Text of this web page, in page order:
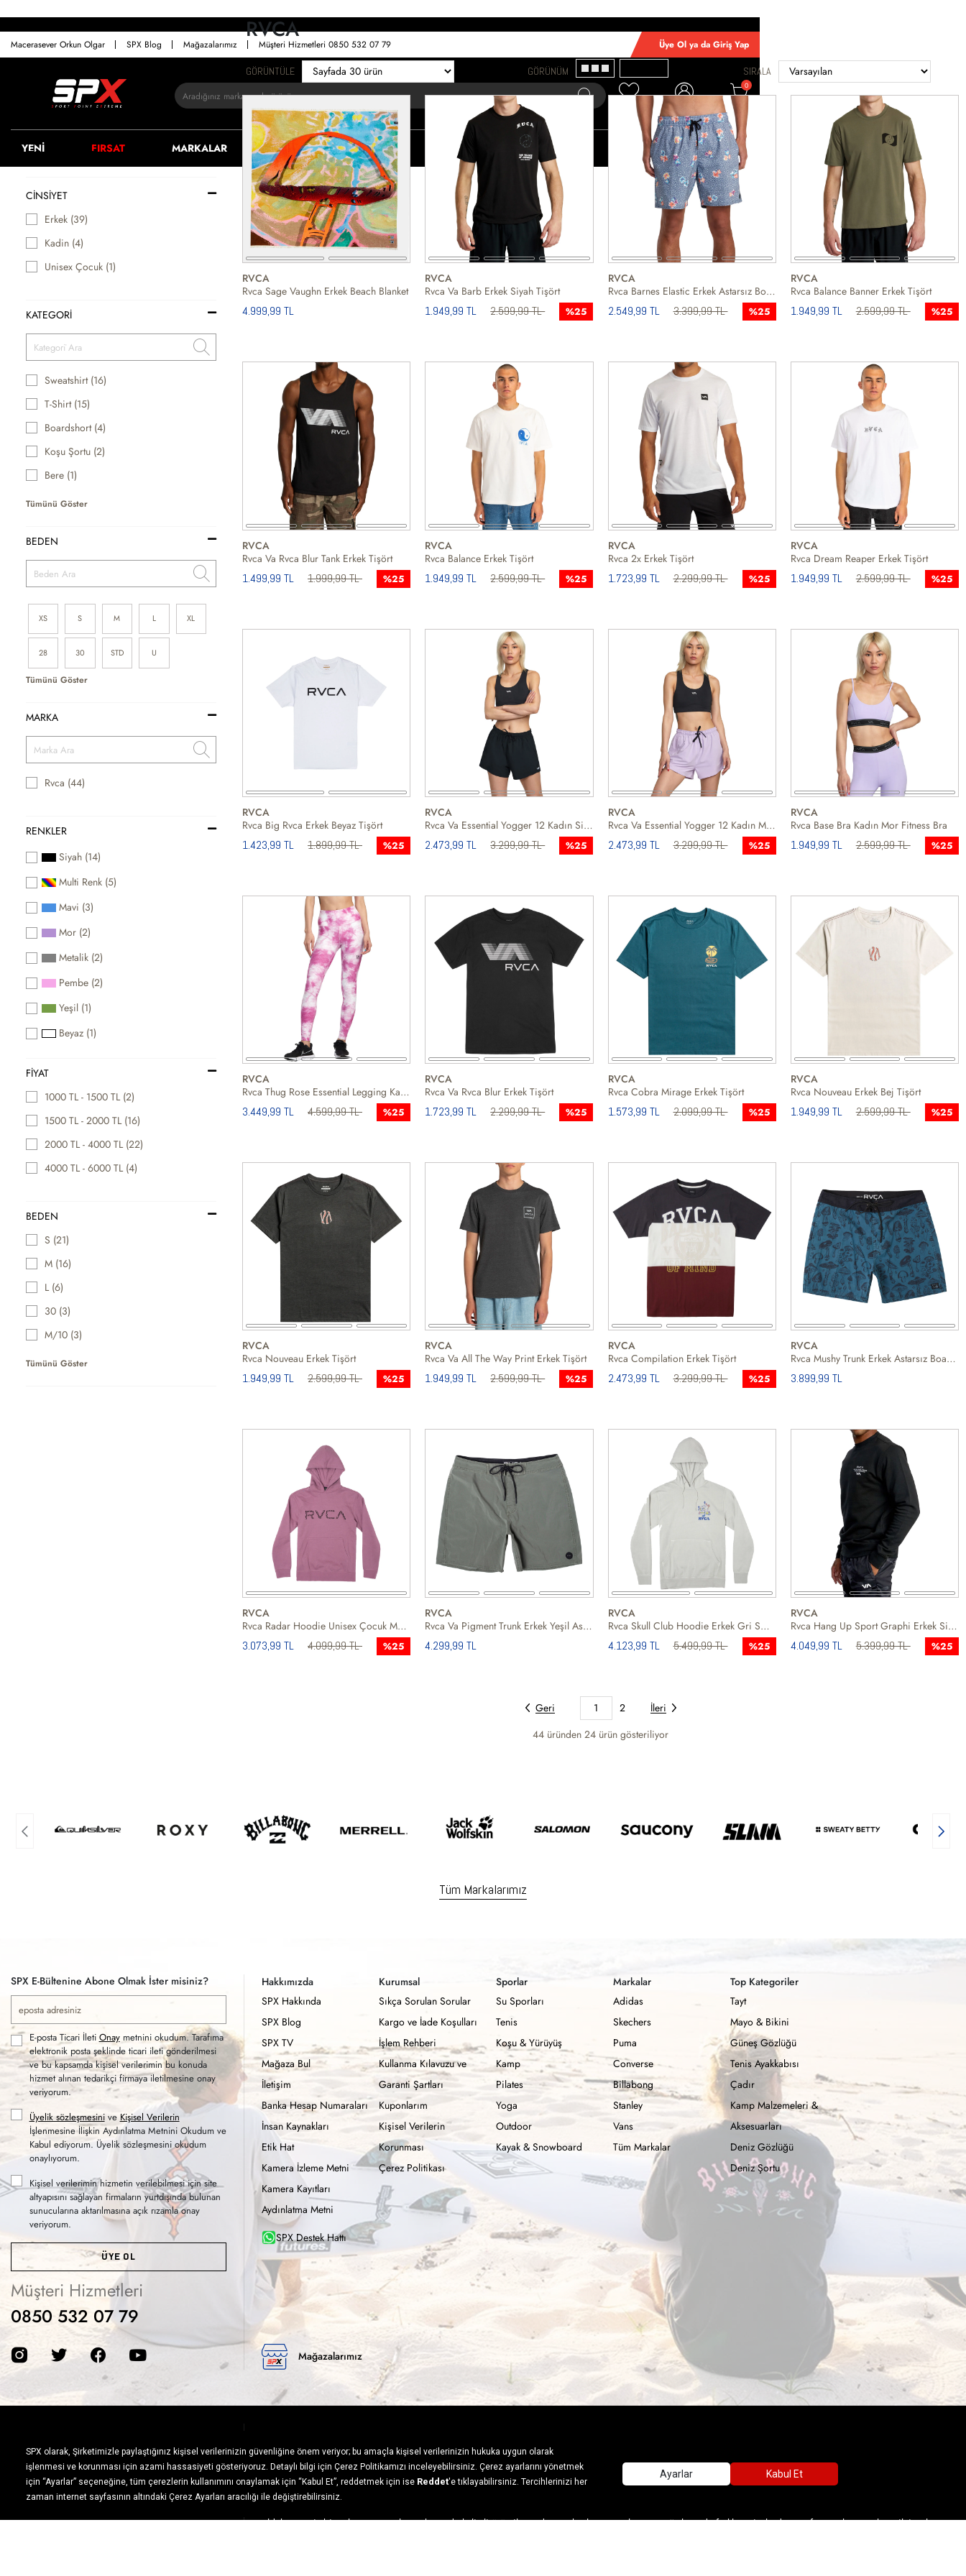
Macerasever Orkun Olgar SPX Blog Mağazalarımız Müşteri Hizmetleri 0850 532 07 79 Üye Ol ya da Giriş Yap
0
YENİ FIRSAT MARKALAR ERKEK KADIN ÇOCUK SPORLAR BIG&BOLD WLKR
FİLTRELER
CINSIYET
Erkek (39)
Kadin (4)
Unisex Çocuk (1)
KATEGORİ
Sweatshirt (16)
T-Shirt (15)
Boardshort (4)
Koşu Şortu (2)
Bere (1)
Tümünü Göster
BEDEN
XS S M L XL
28 30 STD U
Tümünü Göster
MARKA
Rvca (44)
RENKLER
Siyah (14)
Multi Renk (5)
Mavi (3)
Mor (2)
Metalik (2)
Pembe (2)
Yeşil (1)
Beyaz (1)
FIYAT
1000 TL - 1500 TL (2)
1500 TL - 2000 TL (16)
2000 TL - 4000 TL (22)
4000 TL - 6000 TL (4)
BEDEN
S (21)
M (16)
L (6)
30 (3)
M/10 (3)
Tümünü Göster
RVCA
GÖRÜNTÜLE GÖRÜNÜM SIRALA
RVCA
Rvca Sage Vaughn Erkek Beach Blanket
4.999,99 TL
RVCA
Rvca Va Barb Erkek Siyah Tişört
1.949,99 TL 2.599,99 TL %25
RVCA
Rvca Barnes Elastic Erkek Astarsız Boardshort
2.549,99 TL 3.399,99 TL %25
RVCA
Rvca Balance Banner Erkek Tişört
1.949,99 TL 2.599,99 TL %25
RVCA
Rvca Va Rvca Blur Tank Erkek Tişört
1.499,99 TL 1.999,99 TL %25
RVCA
Rvca Balance Erkek Tişört
1.949,99 TL 2.599,99 TL %25
RVCA
Rvca 2x Erkek Tişört
1.723,99 TL 2.299,99 TL %25
RVCA
Rvca Dream Reaper Erkek Tişört
1.949,99 TL 2.599,99 TL %25
RVCA
Rvca Big Rvca Erkek Beyaz Tişört
1.423,99 TL 1.899,99 TL %25
RVCA
Rvca Va Essential Yogger 12 Kadın Siyah Koşu Şortu
2.473,99 TL 3.299,99 TL %25
RVCA
Rvca Va Essential Yogger 12 Kadın Mor Koşu Şortu
2.473,99 TL 3.299,99 TL %25
RVCA
Rvca Base Bra Kadın Mor Fitness Bra
1.949,99 TL 2.599,99 TL %25
RVCA
Rvca Thug Rose Essential Legging Kadın Pembe Koşu Taytı
3.449,99 TL 4.599,99 TL %25
RVCA
Rvca Va Rvca Blur Erkek Tişört
1.723,99 TL 2.299,99 TL %25
RVCA
Rvca Cobra Mirage Erkek Tişört
1.573,99 TL 2.099,99 TL %25
RVCA
Rvca Nouveau Erkek Bej Tişört
1.949,99 TL 2.599,99 TL %25
RVCA
Rvca Nouveau Erkek Tişört
1.949,99 TL 2.599,99 TL %25
RVCA
Rvca Va All The Way Print Erkek Tişört
1.949,99 TL 2.599,99 TL %25
RVCA
Rvca Compilation Erkek Tişört
2.473,99 TL 3.299,99 TL %25
RVCA
Rvca Mushy Trunk Erkek Astarsız Boardshort
3.899,99 TL
RVCA
Rvca Radar Hoodie Unisex Çocuk Mavi Sweat
3.073,99 TL 4.099,99 TL %25
RVCA
Rvca Va Pigment Trunk Erkek Yeşil Astarsız Boardshort
4.299,99 TL
RVCA
Rvca Skull Club Hoodie Erkek Gri Sweat
4.123,99 TL 5.499,99 TL %25
RVCA
Rvca Hang Up Sport Graphi Erkek Siyah Sweat
4.049,99 TL 5.399,99 TL %25
Geri 1 2
İleri
44 üründen 24 ürün gösteriliyor
Tüm Markalarımız
SPX E-Bültenine Abone Olmak İster misiniz?
E-posta Ticari İleti Onaymetnini okudum. Tarafıma
elektronik posta şeklinde ticari ileti gönderilmesi
ve bu kapsamda kişisel verilerimin bu konuda
hizmet alınan tedarikçi firmaya iletilmesine onay
veriyorum.
Üyelik sözleşmesinive Kişisel Verilerin
İşlenmesine İlişkin Aydınlatma Metnini Okudum ve
Kabul ediyorum. Üyelik sözleşmesini okudum
onaylıyorum.
Kişisel verilerimin hizmetin verilebilmesi için site
altyapısını sağlayan firmaların yurtdışında bulunan
sunucularına aktarılmasına açık rızamla onay
veriyorum.
ÜYE OL
Müşteri Hizmetleri
0850 532 07 79
Hakkımızda
SPX Hakkında
SPX Blog
SPX TV
Mağaza Bul
İletişim
Banka Hesap Numaraları
İnsan Kaynakları
Etik Hat
Kamera İzleme Metni
Kamera Kayıtları
Aydınlatma Metni
Kurumsal
Sıkça Sorulan Sorular
Kargo ve İade Koşulları
İşlem Rehberi
Kullanma Kılavuzu ve
Garanti Şartları
Kuponlarım
Kişisel Verilerin
Korunması
Çerez Politikası
Sporlar
Su Sporları
Tenis
Koşu & Yürüyüş
Kamp
Pilates
Yoga
Outdoor
Kayak & Snowboard
Markalar
Adidas
Skechers
Puma
Converse
Billabong
Stanley
Vans
Tüm Markalar
Top Kategoriler
Tayt
Mayo & Bikini
Güneş Gözlüğü
Tenis Ayakkabısı
Çadır
Kamp Malzemeleri &
Aksesuarları
Deniz Gözlüğü
Deniz Şortu
SPX Destek Hattı
Mağazalarımız
Siparişinizin Durumunu Öğrenmek İster misiniz?
Doğaya ve spora tutkuyla bağlı olanların markası SPX, çeşitli kategorilerde sunduğu spor giyim ürünleri, outdoor ayakkabılar, ekipman ve aksesuarlar ile, her yerde
ve her koşulda doğayla buluşmayı mümkün kılıyor. Daima aktif bir yaşam tarzını benimseyenlerin ihtiyaç duyabileceği her şey, SPX’in online mağazasında
ziyaretçilerin beğenisine sunuluyor.
oldukça geniş bir yelpazeye yayılan çok sayıda kaliteli ürün ile outdoor tutkunlarının ve hem amatör hem de farklı seviyelerden profesyonel sporcuların ihtiyaçlarına